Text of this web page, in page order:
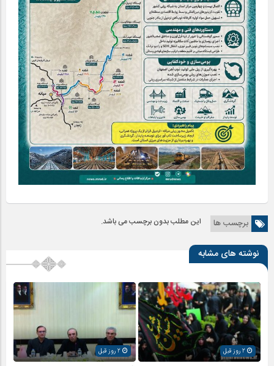
برچسب ها این مطلب بدون برچسب می باشد.
نوشته های مشابه
2 روز قبل